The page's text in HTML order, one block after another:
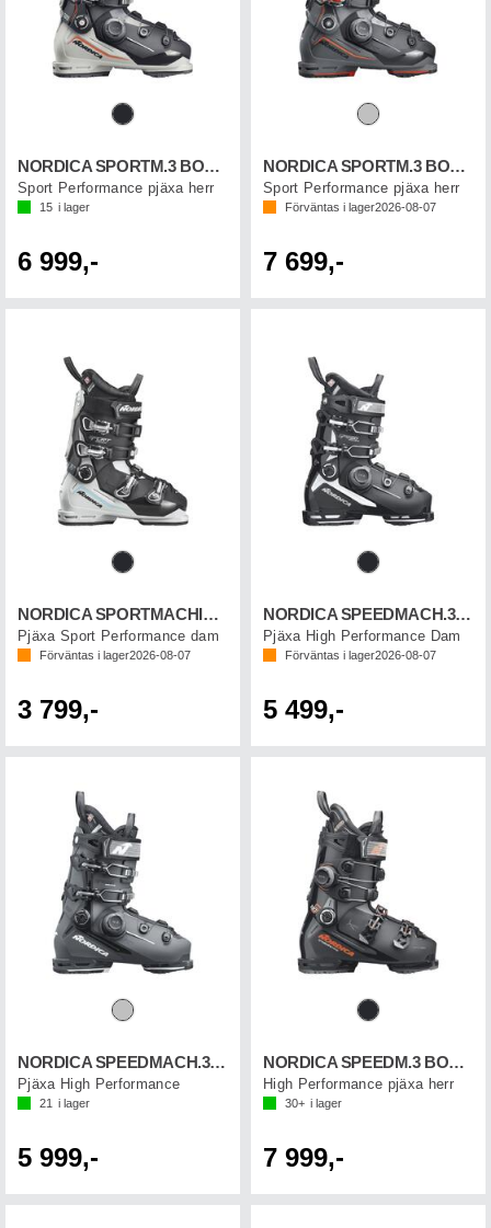
NORDICA SPORTM.3 BOA 120 GW
Sport Performance pjäxa herr
15 i lager
6 999,-
NORDICA SPORTM.3 BOA 130 GW
Sport Performance pjäxa herr
Förväntas i lager2026-08-07
7 699,-
NORDICA SPORTMACHINE 3 75 W
Pjäxa Sport Performance dam
Förväntas i lager2026-08-07
3 799,-
NORDICA SPEEDMACH.3 BOA 85W GW
Pjäxa High Performance Dam
Förväntas i lager2026-08-07
5 499,-
NORDICA SPEEDMACH.3 BOA 100 GW
Pjäxa High Performance
21 i lager
5 999,-
NORDICA SPEEDM.3 BOA C 130S GW
High Performance pjäxa herr
30+ i lager
7 999,-